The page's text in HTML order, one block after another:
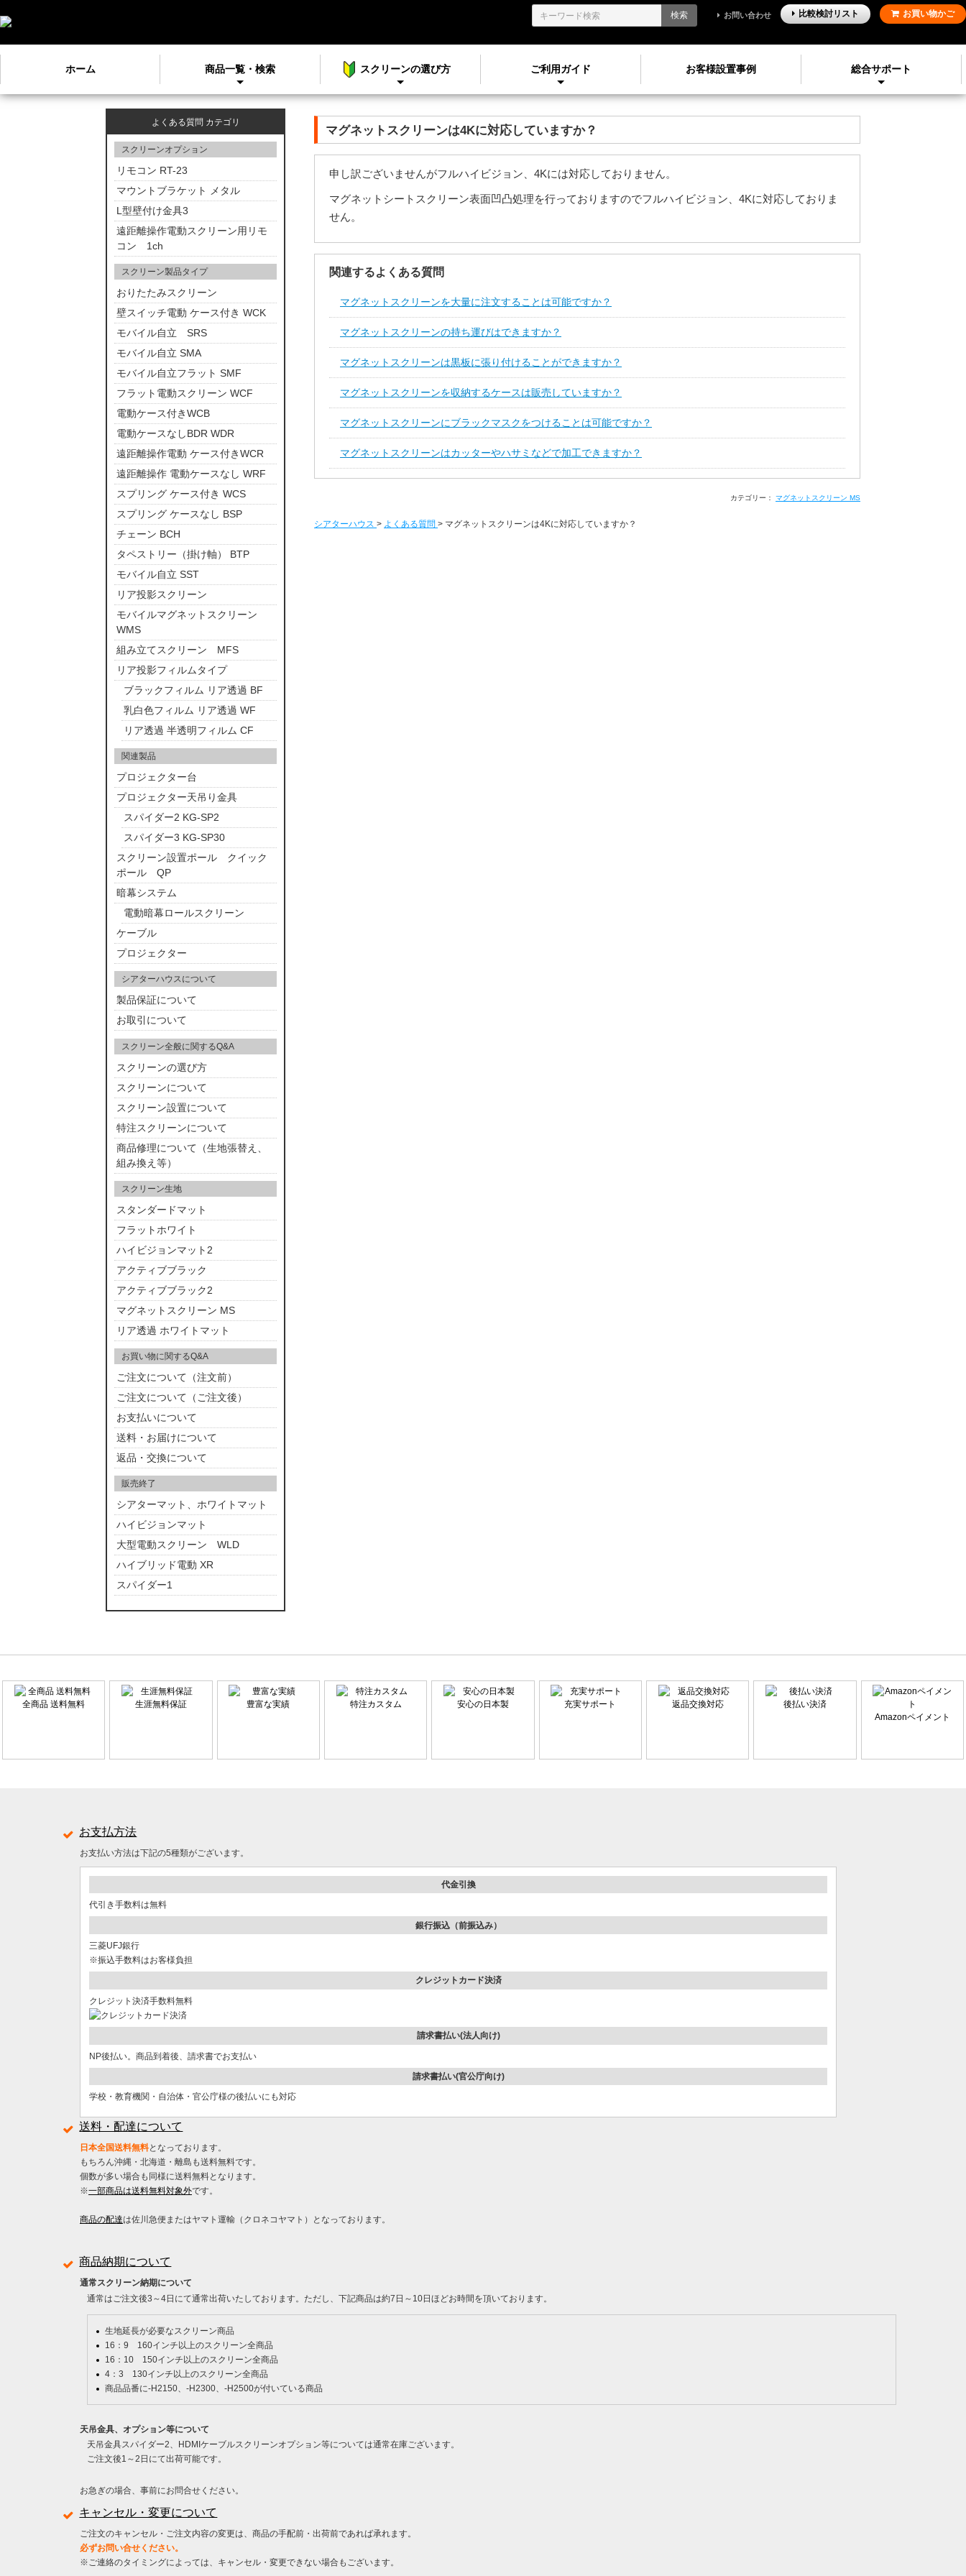
ホーム 商品一覧・検索 スクリーンの選び方 ご利用ガイド お客様設置事例 総合サポート
検索 お問い合わせ 比較検討リスト お買い物かご
マグネットスクリーンは4Kに対応していますか？
申し訳ございませんがフルハイビジョン、4Kには対応しておりません。
マグネットシートスクリーン表面凹凸処理を行っておりますのでフルハイビジョン、4Kに対応しておりま
せん。
関連するよくある質問
マグネットスクリーンを大量に注文することは可能ですか？
マグネットスクリーンの持ち運びはできますか？
マグネットスクリーンは黒板に張り付けることができますか？
マグネットスクリーンを収納するケースは販売していますか？
マグネットスクリーンにブラックマスクをつけることは可能ですか？
マグネットスクリーンはカッターやハサミなどで加工できますか？
カテゴリー： マグネットスクリーン MS
シアターハウス > よくある質問 > マグネットスクリーンは4Kに対応していますか？
よくある質問 カテゴリ
スクリーンオプション
リモコン RT-23
マウントブラケット メタル
L型壁付け金具3
遠距離操作電動スクリーン用リモ
コン 1ch
スクリーン製品タイプ
おりたたみスクリーン
壁スイッチ電動 ケース付き WCK
モバイル自立 SRS
モバイル自立 SMA
モバイル自立フラット SMF
フラット電動スクリーン WCF
電動ケース付きWCB
電動ケースなしBDR WDR
遠距離操作電動 ケース付きWCR
遠距離操作 電動ケースなし WRF
スプリング ケース付き WCS
スプリング ケースなし BSP
チェーン BCH
タペストリー（掛け軸） BTP
モバイル自立 SST
リア投影スクリーン
モバイルマグネットスクリーン
WMS
組み立てスクリーン MFS
リア投影フィルムタイプ
ブラックフィルム リア透過 BF
乳白色フィルム リア透過 WF
リア透過 半透明フィルム CF
関連製品
プロジェクター台
プロジェクター天吊り金具
スパイダー2 KG-SP2
スパイダー3 KG-SP30
スクリーン設置ポール クイック
ポール QP
暗幕システム
電動暗幕ロールスクリーン
ケーブル
プロジェクター
シアターハウスについて
製品保証について
お取引について
スクリーン全般に関するQ&A
スクリーンの選び方
スクリーンについて
スクリーン設置について
特注スクリーンについて
商品修理について（生地張替え、
組み換え等）
スクリーン生地
スタンダードマット
フラットホワイト
ハイビジョンマット2
アクティブブラック
アクティブブラック2
マグネットスクリーン MS
リア透過 ホワイトマット
お買い物に関するQ&A
ご注文について（注文前）
ご注文について（ご注文後）
お支払いについて
送料・お届けについて
返品・交換について
販売終了
シアターマット、ホワイトマット
ハイビジョンマット
大型電動スクリーン WLD
ハイブリッド電動 XR
スパイダー1
全商品 送料無料 生涯無料保証 豊富な実績 特注カスタム 安心の日本製 充実サポート 返品交換対応
後払い決済
Amazonペイメント
お支払方法
お支払い方法は下記の5種類がございます。
代金引換
代引き手数料は無料
銀行振込（前振込み）
三菱UFJ銀行
※振込手数料はお客様負担
クレジットカード決済
クレジット決済手数料無料
請求書払い(法人向け)
NP後払い。商品到着後、請求書でお支払い
請求書払い(官公庁向け)
学校・教育機関・自治体・官公庁様の後払いにも対応
送料・配達について
日本全国送料無料となっております。
もちろん沖縄・北海道・離島も送料無料です。
個数が多い場合も同様に送料無料となります。
※一部商品は送料無料対象外です。
商品の配達は佐川急便またはヤマト運輸（クロネコヤマト）となっております。
商品納期について
通常スクリーン納期について
通常はご注文後3～4日にて通常出荷いたしております。ただし、下記商品は約7日～10日ほどお時間を頂いております。
生地延長が必要なスクリーン商品
16：9 160インチ以上のスクリーン全商品
16：10 150インチ以上のスクリーン全商品
4：3 130インチ以上のスクリーン全商品
商品品番に-H2150、-H2300、-H2500が付いている商品
天吊金具、オプション等について
天吊金具スパイダー2、HDMIケーブルスクリーンオプション等については通常在庫ございます。
ご注文後1～2日にて出荷可能です。
お急ぎの場合、事前にお問合せください。
キャンセル・変更について
ご注文のキャンセル・ご注文内容の変更は、商品の手配前・出荷前であれば承れます。
必ずお問い合せください。
※ご連絡のタイミングによっては、キャンセル・変更できない場合もございます。